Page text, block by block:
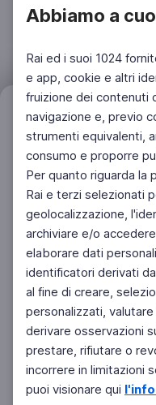
Abbiamo a
Rai ed i suoi 1024
e app, cookie e altri
fruizione dei contenuti
navigazione e, previo
strumenti equivalenti,
consumo e proporre
Per quanto riguarda la
Rai e terzi selezionati
geolocalizzazione,
archiviare e/o
elaborare dati
identificatori derivati
al fine di creare,
personalizzati,
derivare osservazioni
prestare, rifiutare o
incorrere in limitazioni
puoi visionare qui
Filtri